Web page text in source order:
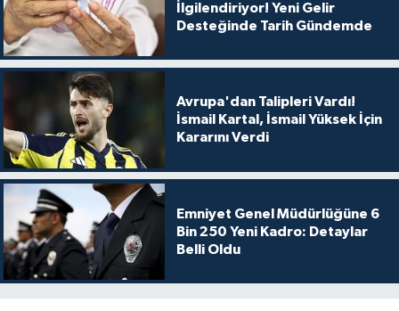
İlgilendiriyor! Yeni Gelir
Desteğinde Tarih Gündemde
Avrupa'dan Talipleri Vardı!
İsmail Kartal, İsmail Yüksek İçin
Kararını Verdi
Emniyet Genel Müdürlüğüne 6
Bin 250 Yeni Kadro: Detaylar
Belli Oldu